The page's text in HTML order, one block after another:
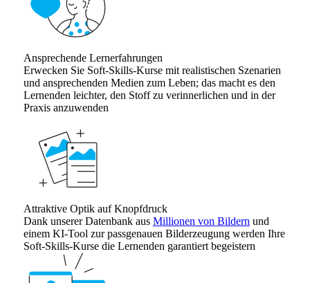
Ansprechende Lernerfahrungen
Erwecken Sie Soft-Skills-Kurse mit realistischen Szenarien
und ansprechenden Medien zum Leben; das macht es den
Lernenden leichter, den Stoff zu verinnerlichen und in der
Praxis anzuwenden
Attraktive Optik auf Knopfdruck
Dank unserer Datenbank aus Millionen von Bildern und
einem KI-Tool zur passgenauen Bilderzeugung werden Ihre
Soft-Skills-Kurse die Lernenden garantiert begeistern